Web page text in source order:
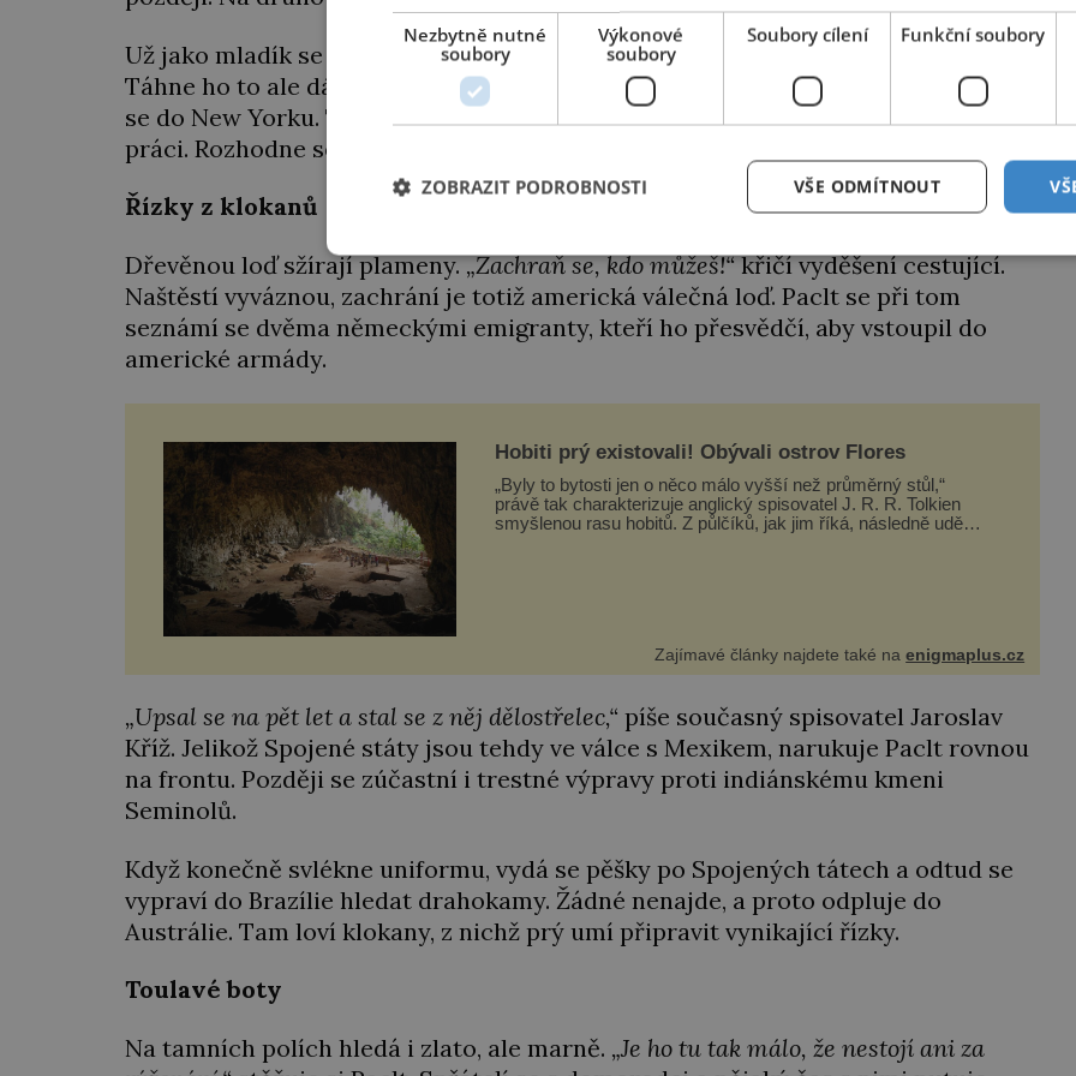
Už jako mladík se potlouká po okolí a sotva se vyučí mydlářem, vydá se do Vídně.
Táhne ho to ale dál, do „nového světa“. V roce 1846 proto nasedne na loď a vydá
se do New Yorku. Tam ho však místní gangy okradou, a navíc nemůže zavadit o
práci. Rozhodne se tedy odplout do New Orleans.
Řízky z klokanů
Dřevěnou loď sžírají plameny.„Zachraň se, kdo můžeš!“křičí vyděšení cestující.
Naštěstí vyváznou, zachrání je totiž americká válečná loď. Paclt se při tom
seznámí se dvěma německými emigranty, kteří ho přesvědčí, aby vstoupil do
americké armády.
Hobiti prý existovali! Obývali ostrov Flores
„Byly to bytosti jen o něco málo vyšší než průměrný stůl,“
právě tak charakterizuje anglický spisovatel J. R. R. Tolkien
smyšlenou rasu hobitů. Z půlčíků, jak jim říká, následně udělá
Zajímavé články najdete také naenigmaplus.cz
„Upsal se na pět let a stal se z něj dělostřelec,“ píše současný spisovatel Jaroslav
Kříž. Jelikož Spojené státy jsou tehdy ve válce s Mexikem, narukuje Paclt rovnou
na frontu. Později se zúčastní i trestné výpravy proti indiánskému kmeni
Seminolů.
Když konečně svlékne uniformu, vydá se pěšky po Spojených tátech a odtud se
vypraví do Brazílie hledat drahokamy. Žádné nenajde, a proto odpluje do
Austrálie. Tam loví klokany, z nichž prý umí připravit vynikající řízky.
Toulavé boty
Na tamních polích hledá i zlato, ale marně. „Je ho tu tak málo, že nestojí ani za
Nezbytně nutné
soubory
Výkonové
soubory
Soubory cílení Funkční soubory
VŠE ODMÍTNOUT
ZOBRAZIT PODROBNOSTI